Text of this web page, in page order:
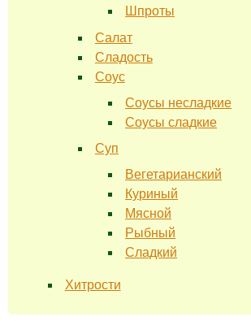
Шпроты
Салат
Сладость
Соус
Соусы несладкие
Соусы сладкие
Суп
Вегетарианский
Куриный
Мясной
Рыбный
Сладкий
Хитрости